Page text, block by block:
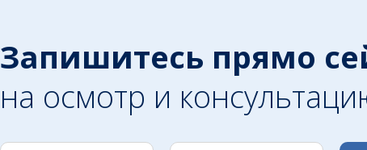
Запишитесь прямо
на осмотр и